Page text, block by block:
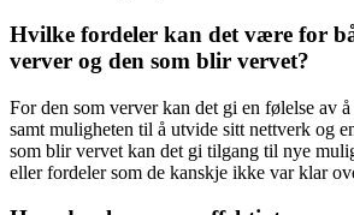
Hvilke fordeler kan det være for
verver og den som blir vervet?
For den som verver kan det gi en følelse av
samt muligheten til å utvide sitt nettverk og
som blir vervet kan det gi tilgang til nye
eller fordeler som de kanskje ikke var klar